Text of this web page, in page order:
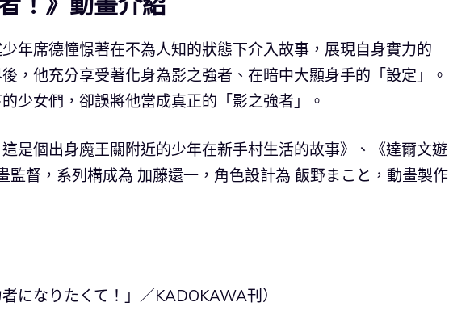
年席德憧憬著在不為人知的狀態下介入故事，展現自身實力的
，他充分享受著化身為影之強者、在暗中大顯身手的「設定」。
少女們，卻誤將他當成真正的「影之強者」。
是個出身魔王關附近的少年在新手村生活的故事》、《達爾文遊
監督，系列構成為 加藤還一，角色設計為 飯野まこと，動畫製作
になりたくて！」／KADOKAWA刊）